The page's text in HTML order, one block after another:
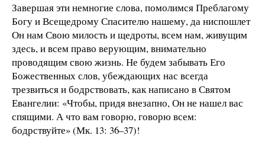
Завершая эти немногие слова, помолимся Преблагому
Богу и Всещедрому Спасителю нашему, да ниспошлет
Он нам Свою милость и щедроты, всем нам, живущим
здесь, и всем право верующим, внимательно
проводящим свою жизнь. Не будем забывать Его
Божественных слов, убеждающих нас всегда
трезвиться и бодрствовать, как написано в Святом
Евангелии: «Чтобы, придя внезапно, Он не нашел вас
спящими. А что вам говорю, говорю всем:
бодрствуйте» (Мк. 13: 36–37)!